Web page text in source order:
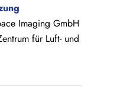
Imaging GmbH
für Luft- und